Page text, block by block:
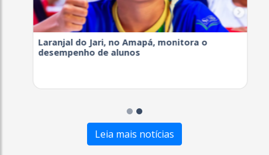
Laranjal do Jari, no Amapá, monitora o
desempenho de alunos
Leia mais notícias